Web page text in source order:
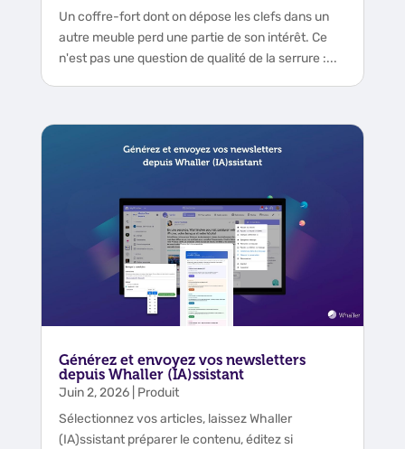
Un coffre-fort dont on dépose les clefs dans un
autre meuble perd une partie de son intérêt. Ce
n'est pas une question de qualité de la serrure :...
Générez et envoyez vos newsletters
depuis Whaller (IA)ssistant
Juin 2, 2026| Produit
Sélectionnez vos articles, laissez Whaller
(IA)ssistant préparer le contenu, éditez si